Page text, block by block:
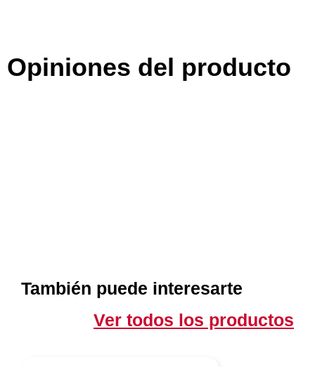
Opiniones del producto
También puede interesarte
Ver todos los productos